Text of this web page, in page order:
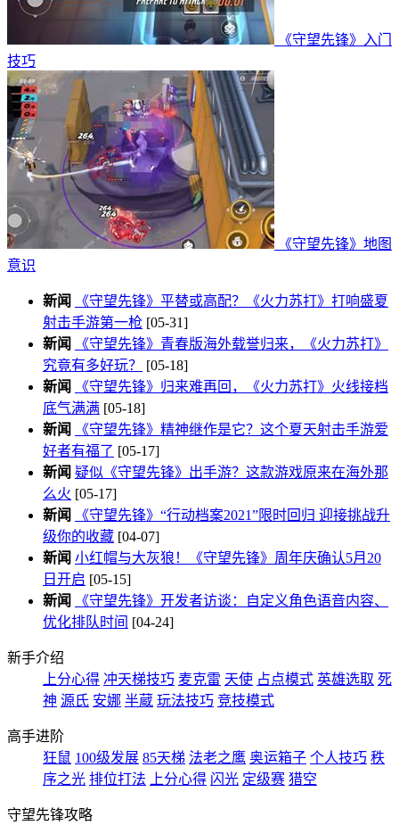
《守望先锋》入门
技巧
《守望先锋》地图
意识
新闻
《守望先锋》平替或高配？《火力苏打》打响盛夏
射击手游第一枪 [05-31]
新闻
《守望先锋》青春版海外载誉归来，《火力苏打》
究竟有多好玩？
[05-18]
新闻
《守望先锋》归来难再回，《火力苏打》火线接档
底气满满 [05-18]
新闻
《守望先锋》精神继作是它？这个夏天射击手游爱
好者有福了 [05-17]
新闻 疑似《守望先锋》出手游？这款游戏原来在海外那
么火 [05-17]
新闻
《守望先锋》“行动档案2021”限时回归 迎接挑战升
级你的收藏 [04-07]
新闻 小红帽与大灰狼！《守望先锋》周年庆确认5月20
日开启 [05-15]
新闻
《守望先锋》开发者访谈：自定义角色语音内容、
优化排队时间 [04-24]
新手介绍
上分心得 冲天梯技巧 麦克雷 天使 占点模式 英雄选取 死
神 源氏 安娜 半蔵 玩法技巧 竞技模式
高手进阶
狂鼠 100级发展 85天梯 法老之鹰 奥运箱子 个人技巧 秩
序之光 排位打法 上分心得 闪光 定级赛 猎空
守望先锋攻略